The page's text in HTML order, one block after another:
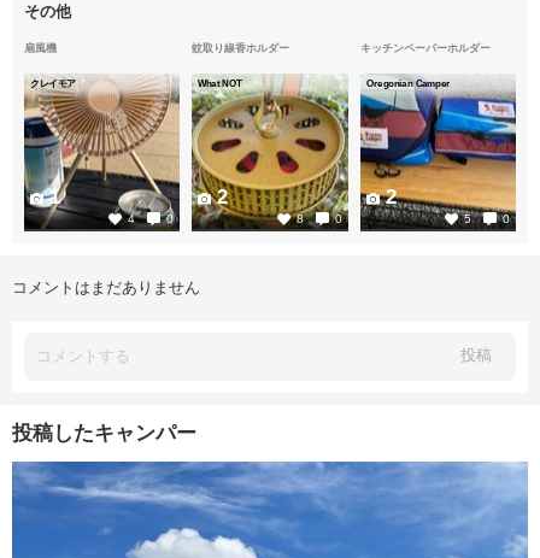
その他
扇風機
クレイモア
4 0
1
蚊取り線香ホルダー
What NOT
8 0
2
キッチンペーパーホルダー
Oregonian Camper
5 0
2
コメントはまだありません
投稿
投稿したキャンパー